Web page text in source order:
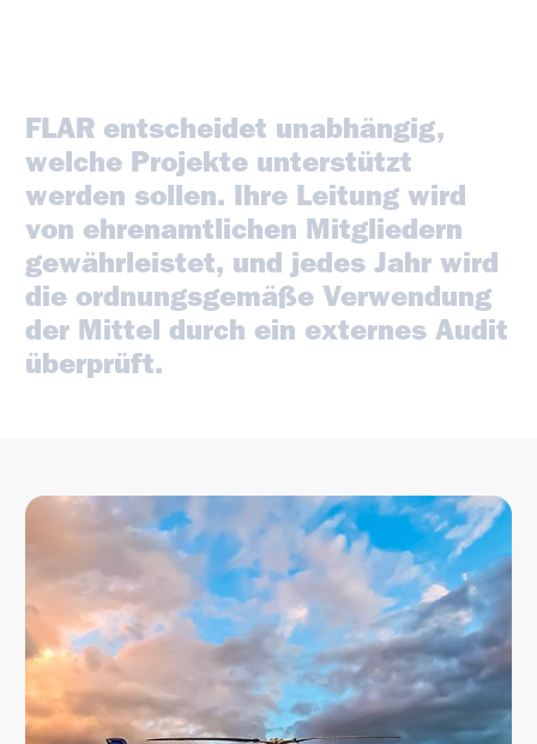
FLAR entscheidet unabhängig,
welche Projekte unterstützt
werden sollen. Ihre Leitung wird
von ehrenamtlichen Mitgliedern
gewährleistet, und jedes Jahr wird
die ordnungsgemäße Verwendung
der Mittel durch ein externes Audit
überprüft.